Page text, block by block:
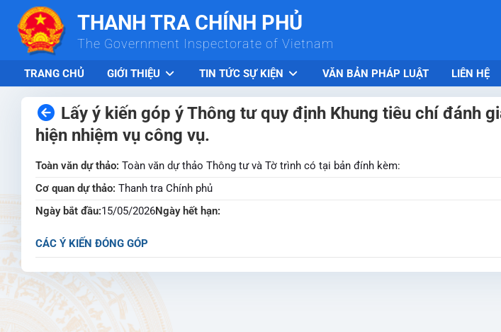
Skip to Main ContentTHANH TRA CHÍNH PHỦ
The Government Inspectorate of Vietnam
TRANG CHỦ GIỚI THIỆU TIN TỨC SỰ KIỆN VĂN BẢN PHÁP LUẬT LIÊN HỆ
Lấy ý kiến góp ý Thông tư quy định Khung tiêu chí đánh
hiện nhiệm vụ công vụ.
Toàn văn dự thảo: Toàn văn dự thảo Thông tư và Tờ trình có tại bản đính kèm:
Cơ quan dự thảo: Thanh tra Chính phủ
Ngày bắt đầu:15/05/2026Ngày hết hạn:
CÁC Ý KIẾN ĐÓNG GÓP